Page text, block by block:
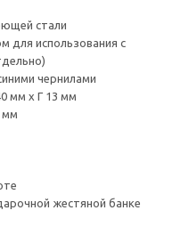
стали
для использования с
чернилами
мм x Г 13 мм
мм
жестяной банке